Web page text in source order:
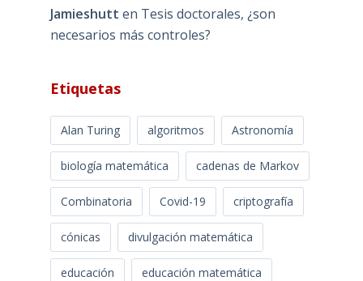
Jamieshutt en Tesis doctorales, ¿son
necesarios más controles?
Etiquetas
Alan Turing algoritmos Astronomía
biología matemática cadenas de Markov
Combinatoria Covid-19 criptografía
cónicas divulgación matemática
educación educación matemática